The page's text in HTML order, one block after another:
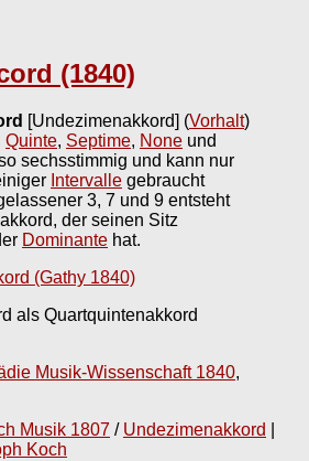
(1840)
[Undezimenakkord] (Vorhalt)
Quinte, Septime, None und
sechsstimmig und kann nur
Intervalle gebraucht
3, 7 und 9 entsteht
der seinen Sitz
Dominante hat.
als Quartquintenakkord
Musik-Wissenschaft 1840,
Musik 1807 / Undezimenakkord
Koch